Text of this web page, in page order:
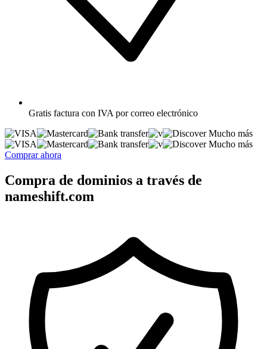
Gratis factura con IVA por correo electrónico
Mucho más
Mucho más
Comprar ahora
Compra de dominios a través de
nameshift.com